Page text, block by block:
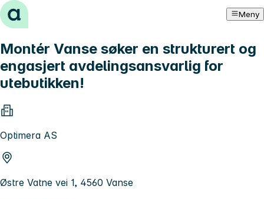
Hopp til innhold Meny
Montér Vanse søker en strukturert og
engasjert avdelingsansvarlig for
utebutikken!
Optimera AS
Østre Vatne vei 1, 4560 Vanse